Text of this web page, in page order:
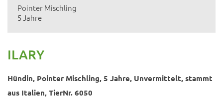
Pointer Mischling
5 Jahre
ILARY
Hündin, Pointer Mischling, 5 Jahre, Unvermittelt, stammt
aus Italien, TierNr. 6050